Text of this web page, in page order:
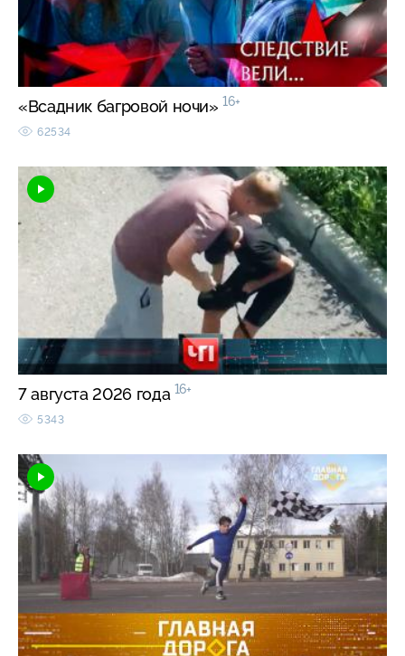
«Всадник багровой ночи» 16+
62534
7 августа 2026 года 16+
5343